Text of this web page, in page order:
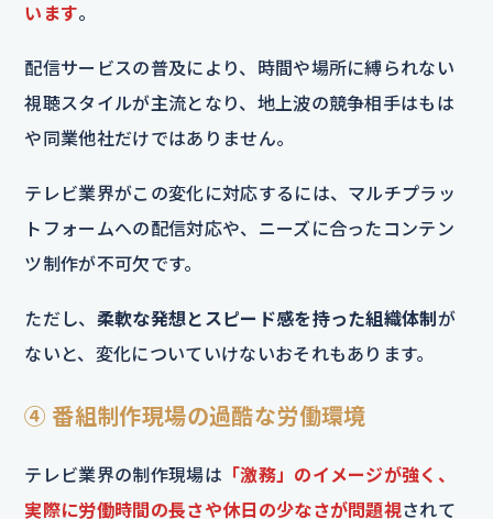
います。
配信サービスの普及により、時間や場所に縛られない
視聴スタイルが主流となり、地上波の競争相手はもは
や同業他社だけではありません。
テレビ業界がこの変化に対応するには、マルチプラッ
トフォームへの配信対応や、ニーズに合ったコンテン
ツ制作が不可欠です。
ただし、 柔軟な発想とスピード感を持った組織体制が
ないと、変化についていけないおそれもあります。
④ 番組制作現場の過酷な労働環境
テレビ業界の制作現場は 「激務」のイメージが強く、
実際に労働時間の長さや休日の少なさが問題視されて